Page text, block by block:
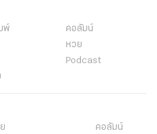
พ์
คอลัมน์
หวย
Podcast
คอลัมน์